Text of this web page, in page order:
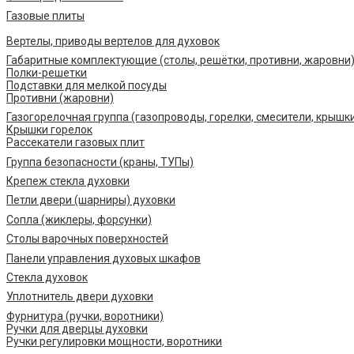
Газовые плиты
Вертелы, приводы вертелов для духовок
Габаритные комплектующие (столы, решётки, противни, жаровни)
Полки-решетки
Подставки для мелкой посуды
Противни (жаровни)
Газогорелочная группа (газопроводы, горелки, смесители,
Крышки горелок
Рассекатели газовых плит
Группа безопасности (краны, ТУПы)
Крепеж стекла духовки
Петли двери (шарниры) духовки
Сопла (жиклеры, форсунки)
Столы варочных поверхностей
Панели управления духовых шкафов
Стекла духовок
Уплотнитель двери духовки
Фурнитура (ручки, воротники)
Ручки для дверцы духовки
Ручки регулировки мощности, воротники